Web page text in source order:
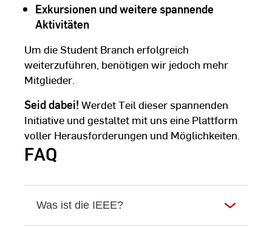
Exkursionen und weitere spannende
Aktivitäten
Um die Student Branch erfolgreich
weiterzuführen, benötigen wir jedoch mehr
Mitglieder.
Seid dabei! Werdet Teil dieser spannenden
Initiative und gestaltet mit uns eine Plattform
voller Herausforderungen und Möglichkeiten.
FAQ
Was ist die IEEE?